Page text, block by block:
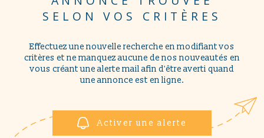
NOUS
SELON VOS CRITÈRES
Effectuez une nouvelle recherche en modifiant vos
critères et ne manquez aucune de nos nouveautés en
vous créant une alerte mail afin d'être averti quand
une annonce est en ligne.
Activer une alerte
RÉFÉRENCE
CRITÈRES SUPPLÉMENTAIRES
PLUS DE CRITÈRES
RECHERCHER